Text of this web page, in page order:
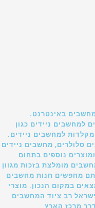
באינטרנט.
למחשבים ניידים כגון
למחשבים ניידים.
סלולרים, מחשבים ניידים
נוספים בתחום
מומלצת בזכות מגוון
מחפשים חנות מחשבים
במקום הנכון. מוצרי
רב ציוד המחשבים
מרכז הארץ